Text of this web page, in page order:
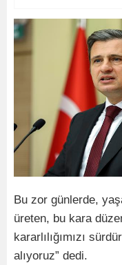
Bu zor günlerde,
üreten, bu kara
kararlılığımızı
alıyoruz” dedi.